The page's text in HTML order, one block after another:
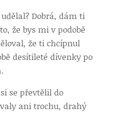
Dobrá, dám ti
že bys mi v podobě
že ti chcípnul
desítileté dívenky po
se převtělil do
ani trochu, drahý